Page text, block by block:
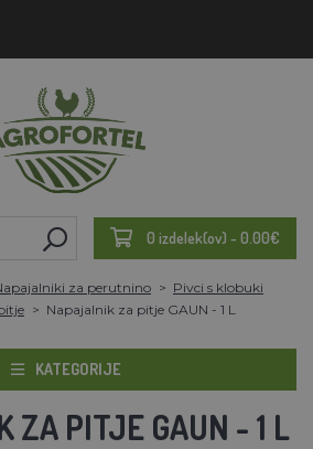
0 izdelek(ov) - 0.00€
za perutnino
Pivci s klobuki
Napajalnik za pitje GAUN - 1 L
KATEGORIJE
ZA PITJE GAUN - 1 L